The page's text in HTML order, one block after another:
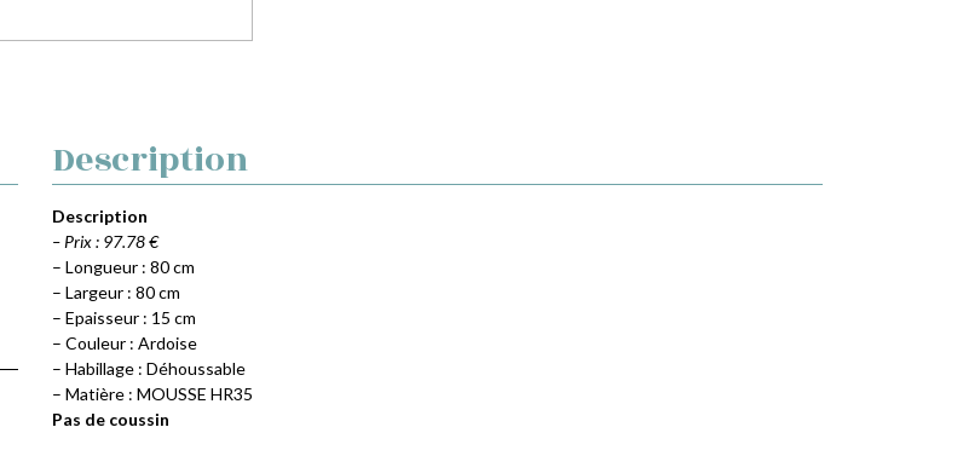
Description
Description
– Prix : 97.78 €
– Longueur : 80 cm
– Largeur : 80 cm
– Epaisseur : 15 cm
– Couleur : Ardoise
– Habillage : Déhoussable
– Matière : MOUSSE HR35
Pas de coussin